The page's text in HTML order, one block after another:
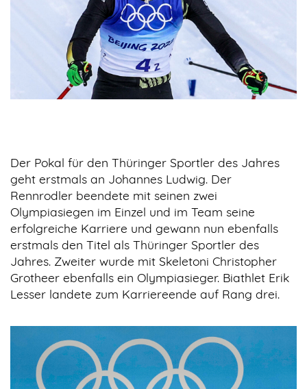
Der Pokal für den Thüringer Sportler des Jahres
geht erstmals an Johannes Ludwig. Der
Rennrodler beendete mit seinen zwei
Olympiasiegen im Einzel und im Team seine
erfolgreiche Karriere und gewann nun ebenfalls
erstmals den Titel als Thüringer Sportler des
Jahres. Zweiter wurde mit Skeletoni Christopher
Grotheer ebenfalls ein Olympiasieger. Biathlet Erik
Lesser landete zum Karriereende auf Rang drei.